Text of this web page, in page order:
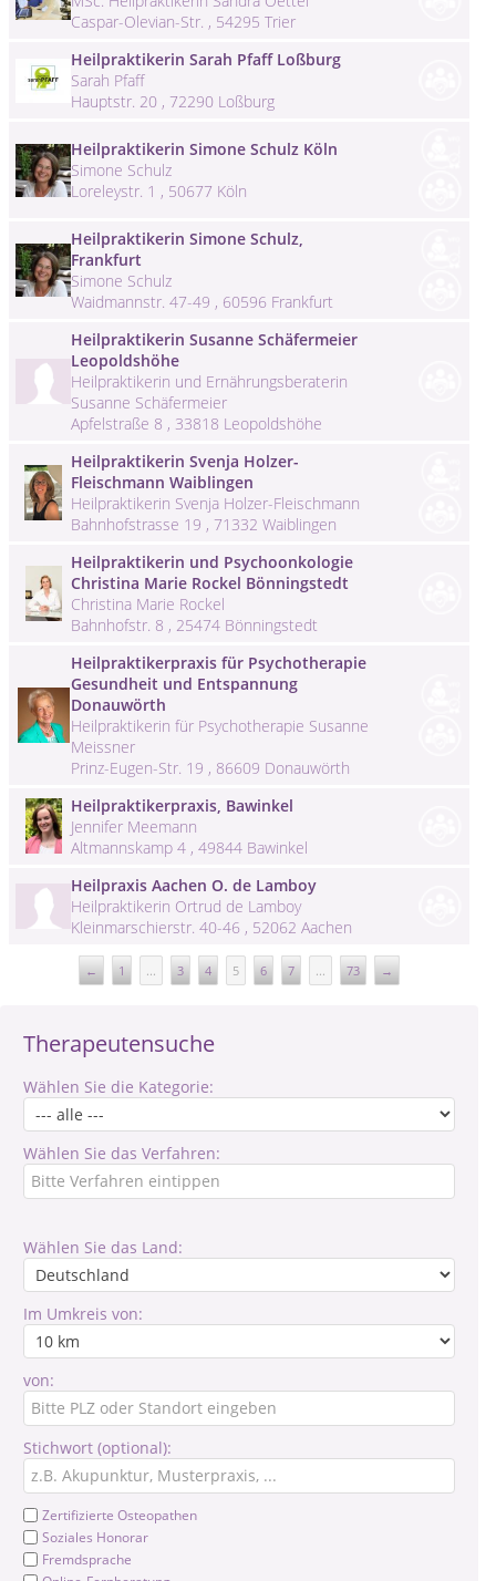
Therapeutensuche
Wählen Sie die Kategorie:
Wählen Sie das Verfahren:
Wählen Sie das Land:
Im Umkreis von:
von:
Stichwort (optional):
Zertifizierte Osteopathen
Soziales Honorar
Fremdsprache
Caspar-Olevian-Str. , 54295 Trier
Heilpraktikerin Sarah Pfaff Loßburg
Sarah Pfaff
Hauptstr. 20 , 72290 Loßburg
Heilpraktikerin Simone Schulz Köln
Simone Schulz
Loreleystr. 1 , 50677 Köln
Heilpraktikerin Simone Schulz,
Frankfurt
Simone Schulz
Waidmannstr. 47-49 , 60596 Frankfurt
Heilpraktikerin Susanne Schäfermeier
Leopoldshöhe
Heilpraktikerin und Ernährungsberaterin
Susanne Schäfermeier
Apfelstraße 8 , 33818 Leopoldshöhe
Heilpraktikerin Svenja Holzer-
Fleischmann Waiblingen
Heilpraktikerin Svenja Holzer-Fleischmann
Bahnhofstrasse 19 , 71332 Waiblingen
Heilpraktikerin und Psychoonkologie
Christina Marie Rockel Bönningstedt
Christina Marie Rockel
Bahnhofstr. 8 , 25474 Bönningstedt
Heilpraktikerpraxis für Psychotherapie
Gesundheit und Entspannung
Donauwörth
Heilpraktikerin für Psychotherapie Susanne
Meissner
Prinz-Eugen-Str. 19 , 86609 Donauwörth
Heilpraktikerpraxis, Bawinkel
Jennifer Meemann
Altmannskamp 4 , 49844 Bawinkel
Heilpraxis Aachen O. de Lamboy
Heilpraktikerin Ortrud de Lamboy
Kleinmarschierstr. 40-46 , 52062 Aachen
← 1 ... 3 4 5 6 7 ... 73 →